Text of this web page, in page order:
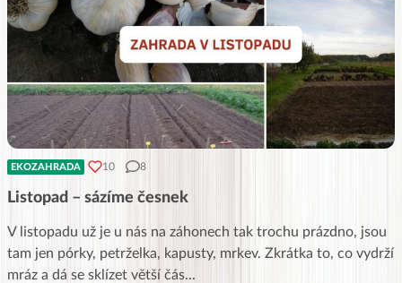
EKOZAHRADA 10 8
Listopad – sázíme česnek
V listopadu už je u nás na záhonech tak trochu prázdno, jsou
tam jen pórky, petrželka, kapusty, mrkev. Zkrátka to, co vydrží
mráz a dá se sklízet větší čás...